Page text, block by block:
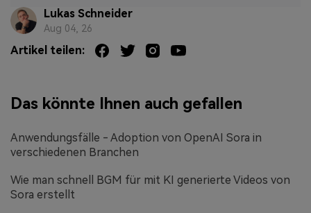
Lukas Schneider
Aug 04, 26
Artikel teilen:
Das könnte Ihnen auch gefallen
Anwendungsfälle - Adoption von OpenAI Sora in
verschiedenen Branchen
Wie man schnell BGM für mit KI generierte Videos von
Sora erstellt